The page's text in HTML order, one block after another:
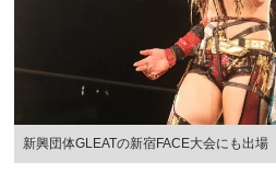
新興団体GLEATの新宿FACE大会にも出